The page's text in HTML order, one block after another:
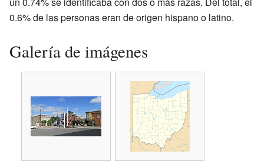
0.6% de las personas eran de origen hispano o latino.
Galería de imágenes